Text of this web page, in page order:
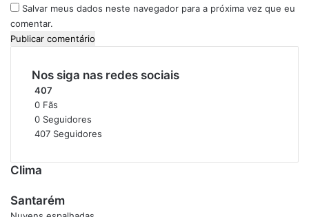
Salvar meus dados neste navegador para a próxima vez que eu
comentar.
Nos siga nas redes sociais
407
0 Fãs
0 Seguidores
407 Seguidores
Clima
Santarém